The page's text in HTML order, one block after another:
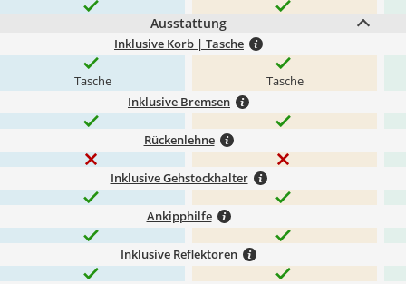
Ausstattung
Inklusive Korb | Tasche
Tasche Tasche
Inklusive Bremsen
Rückenlehne
Inklusive Gehstockhalter
Ankipphilfe
Inklusive Reflektoren